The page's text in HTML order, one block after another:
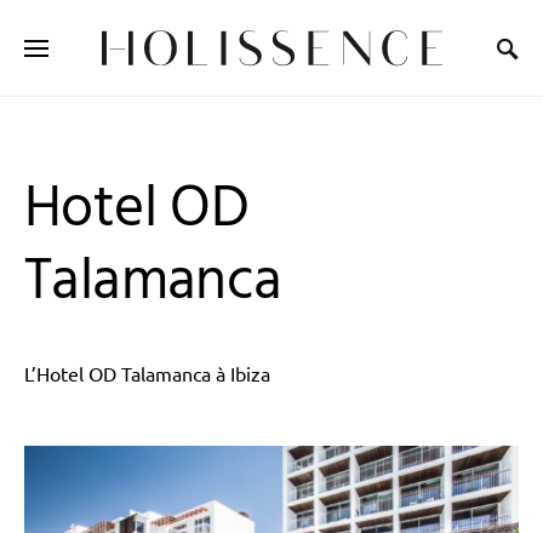
Hotel OD
Talamanca
L’Hotel OD Talamanca à Ibiza